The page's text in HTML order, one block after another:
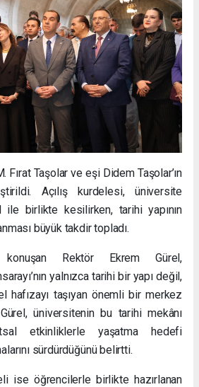
Fırat Taşolar ve eşi Didem Taşolar’ın
Açılış kurdelesi, üniversite
ile birlikte kesilirken, tarihi yapının
büyük takdir topladı.
konuşan Rektör Ekrem Gürel,
yalnızca tarihi bir yapı değil,
hafızayı taşıyan önemli bir merkez
üniversitenin bu tarihi mekânı
etkinliklerle yaşatma hedefi
sürdürdüğünü belirtti.
ise öğrencilerle birlikte hazırlanan